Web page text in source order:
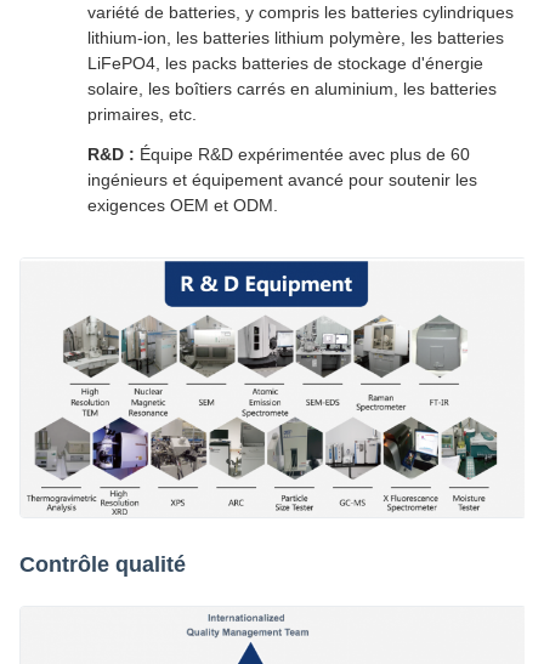
variété de batteries, y compris les batteries cylindriques
lithium-ion, les batteries lithium polymère, les batteries
LiFePO4, les packs batteries de stockage d'énergie
solaire, les boîtiers carrés en aluminium, les batteries
primaires, etc.
R&D : Équipe R&D expérimentée avec plus de 60
ingénieurs et équipement avancé pour soutenir les
exigences OEM et ODM.
Contrôle qualité